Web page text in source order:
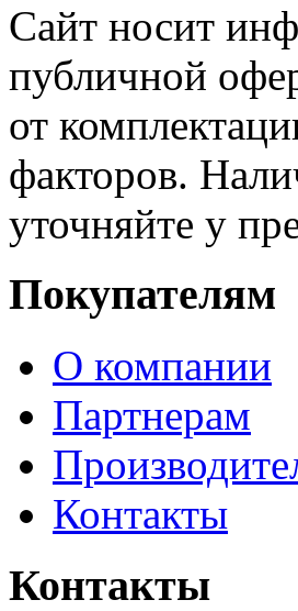
Сайт носит
публичной
от
факторов.
уточняйте у
Покупателям
О компании
Партнерам
Контакты
Контакты